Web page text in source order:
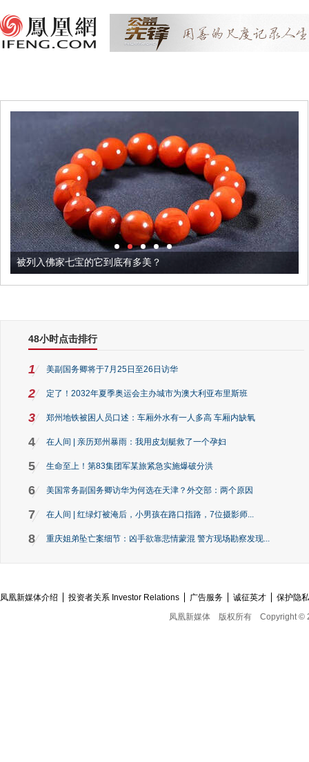
被列入佛家七宝的它到底有多美？
48小时点击排行
1 美副国务卿将于7月25日至26日访华
2 定了！2032年夏季奥运会主办城市为澳大利亚布里斯班
3 郑州地铁被困人员口述：车厢外水有一人多高 车厢内缺氧
4 在人间 | 亲历郑州暴雨：我用皮划艇救了一个孕妇
5 生命至上！第83集团军某旅紧急实施爆破分洪
6 美国常务副国务卿访华为何选在天津？外交部：两个原因
7 在人间 | 红绿灯被淹后，小男孩在路口指路，7位摄影师...
8 重庆姐弟坠亡案细节：凶手欲靠悲情蒙混 警方现场勘察发现...
凤凰新媒体介绍 投资者关系 Investor Relations 广告服务 诚征英才
保护隐
凤凰新媒体
版权所有 Copyright ©